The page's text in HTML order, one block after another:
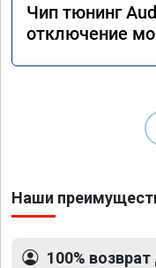
Чип тюнинг
отключение
Наши
100% возврат